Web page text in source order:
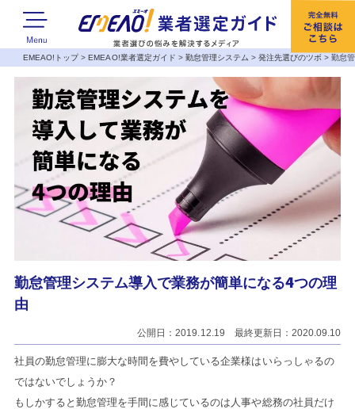
EMEAO!トップ>EMEAO!業者選定ガイド > 勤怠管理システム >発注先選びのツボ >勤怠
勤怠管理システム導入で業務が簡単になる4つの理
由
公開日：2019.12.19 最終更新日：2020.09.10
社員の勤怠管理に膨大な時間を費やしている企業様はいらっしゃるの
ではないでしょうか？
もしかすると勤怠管理を手間に感じているのは人事や総務の社員だけ